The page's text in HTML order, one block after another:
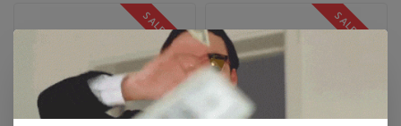
SALE -12% SALE -12%